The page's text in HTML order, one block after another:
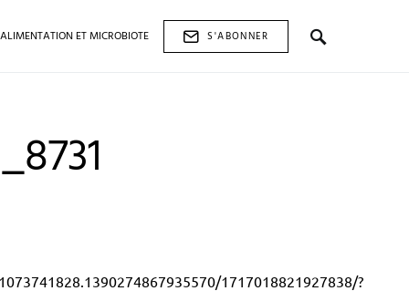
ALIMENTATION ET MICROBIOTE S'ABONNER
1717018821927838/?